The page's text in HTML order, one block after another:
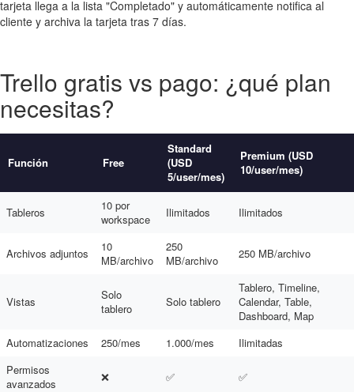
tarjeta llega a la lista "Completado" y automáticamente notifica al
cliente y archiva la tarjeta tras 7 días.
Trello gratis vs pago: ¿qué plan
necesitas?
Función Free
Standard
(USD
5/user/mes)
Premium (USD
10/user/mes)
Tableros
10 por
workspace
Ilimitados Ilimitados
Archivos adjuntos
10
MB/archivo
250
MB/archivo
250 MB/archivo
Vistas
Solo
tablero
Solo tablero
Tablero, Timeline,
Calendar, Table,
Dashboard, Map
Automatizaciones
250/mes 1.000/mes
Ilimitadas
Permisos
avanzados
❌ ✅ ✅